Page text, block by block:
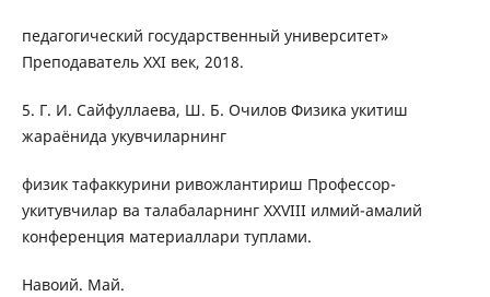
педагогический государственный университет»
Преподаватель ХХI век, 2018.
5. Г. И. Сайфуллаева, Ш. Б. Очилов Физика укитиш
жараёнида укувчиларнинг
физик тафаккурини ривожлантириш Профессор-
укитувчилар ва талабаларнинг XXVIII илмий-амалий
конференция материаллари туплами.
Навоий. Май.